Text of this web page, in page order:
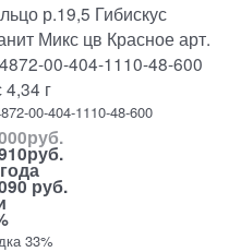
р.19,5 Гибискус
Микс цв Красное арт.
00-404-1110-48-600
4,34 г
00-404-1110-48-600
руб.
руб.
руб.
33%